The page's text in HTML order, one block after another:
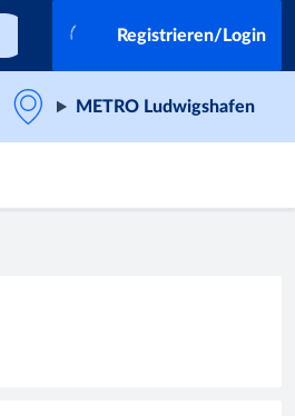
Registrieren/Login
METRO Ludwigshafen